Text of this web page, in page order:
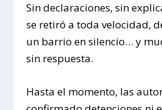
Sin declaraciones, sin
se retiró a toda velocidad,
un barrio en silencio… y
sin respuesta.
Hasta el momento, las